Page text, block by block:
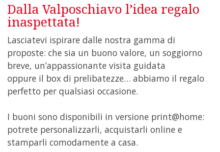
Dalla Valposchiavo l’idea regalo
inaspettata!
Lasciatevi ispirare dalle nostra gamma di
proposte: che sia un buono valore, un soggiorno
breve, un’appassionante visita guidata
oppure il box di prelibatezze… abbiamo il regalo
perfetto per qualsiasi occasione.
I buoni sono disponibili in versione print@home:
potrete personalizzarli, acquistarli online e
stamparli comodamente a casa.